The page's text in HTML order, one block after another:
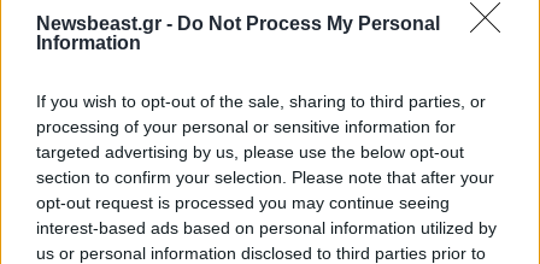
Newsbeast.gr - Do Not Process My Personal
Information
If you wish to opt-out of the sale, sharing to third parties, or
processing of your personal or sensitive information for
targeted advertising by us, please use the below opt-out
section to confirm your selection. Please note that after your
opt-out request is processed you may continue seeing
interest-based ads based on personal information utilized by
us or personal information disclosed to third parties prior to